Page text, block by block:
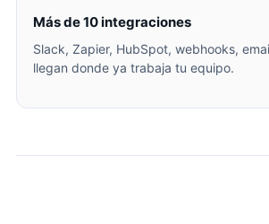
Más de 10 integraciones
Slack, Zapier, HubSpot, webhooks,
llegan donde ya trabaja tu equipo.